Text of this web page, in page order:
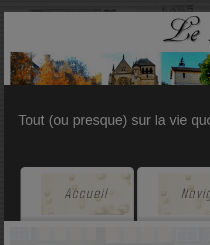
Tout (ou presque) sur la vie
Accueil